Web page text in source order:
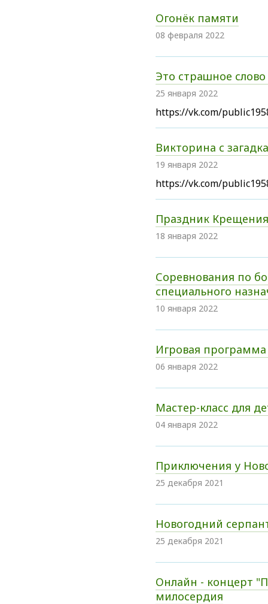
Огонёк памяти
08 февраля 2022
Это страшное
25 января 2022
https://vk.com/
Викторина с
19 января 2022
https://vk.com/
Праздник Крещения
18 января 2022
Соревнования по
специального
10 января 2022
Игровая программа
06 января 2022
Мастер-класс для
04 января 2022
Приключения у
25 декабря 2021
Новогодний
25 декабря 2021
Онлайн - концерт
милосердия